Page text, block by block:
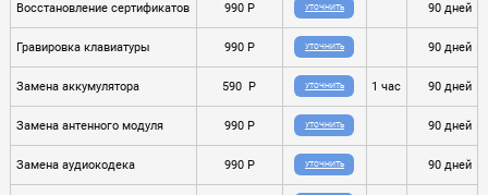
Восстановление сертификатов 990 P УТОЧНИТЬ 90 дней
Гравировка клавиатуры 990 P УТОЧНИТЬ 90 дней
Замена аккумулятора 590 P УТОЧНИТЬ 1 час 90 дней
Замена антенного модуля 990 P УТОЧНИТЬ 90 дней
Замена аудиокодека 990 P УТОЧНИТЬ 90 дней